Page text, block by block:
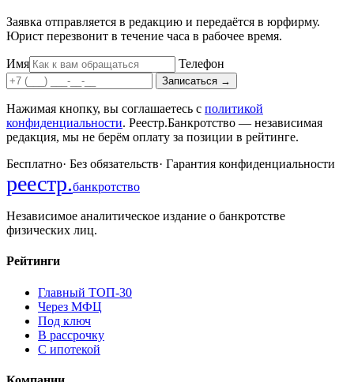
Заявка отправляется в редакцию и передаётся в юрфирму.
Юрист перезвонит в течение часа в рабочее время.
Имя Телефон
Записаться →
Нажимая кнопку, вы соглашаетесь с политикой
конфиденциальности. Реестр.Банкротство — независимая
редакция, мы не берём оплату за позиции в рейтинге.
Бесплатно· Без обязательств· Гарантия конфиденциальности
реестр.банкротство
Независимое аналитическое издание о банкротстве
физических лиц.
Рейтинги
Главный ТОП-30
Через МФЦ
Под ключ
В рассрочку
С ипотекой